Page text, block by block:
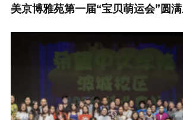
美京博雅苑第一届“宝贝萌运会”圆